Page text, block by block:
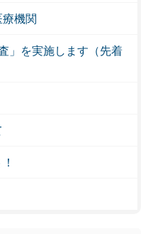
機関
」を実施します（先着